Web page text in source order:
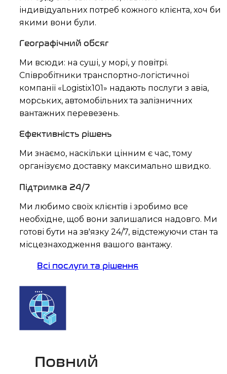
індивідуальних потреб кожного клієнта, хоч би
якими вони були.
Географічний обсяг
Ми всюди: на суші, у морі, у повітрі.
Співробітники транспортно-логістичної
компанії «Logistix101» надають послуги з авіа,
морських, автомобільних та залізничних
вантажних перевезень.
Ефективність рішень
Ми знаємо, наскільки цінним є час, тому
організуємо доставку максимально швидко.
Підтримка 24/7
Ми любимо своїх клієнтів і зробимо все
необхідне, щоб вони залишалися надовго. Ми
готові бути на зв'язку 24/7, відстежуючи стан та
місцезнаходження вашого вантажу.
Всі послуги та рішення
Повний